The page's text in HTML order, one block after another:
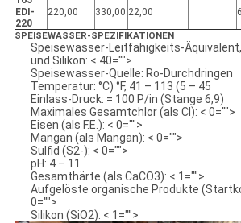
EDI-
220
220,00 330,00 22,00
SPEISEWASSER-SPEZIFIKATIONEN
Speisewasser-Leitfähigkeits-
und Silikon: < 40="">
Speisewasser-Quelle: Ro-Durchdringen
Temperatur: °C) °F, 41 – 113 (5 – 45
Einlass-Druck: = 100 P/in (Stange 6,9)
Maximales Gesamtchlor (als Cl): < 0="">
Eisen (als F.E.): < 0="">
Mangan (als Mangan): < 0="">
Sulfid (S2-): < 0="">
pH: 4 – 11
Gesamthärte (als CaCO3): < 1="">
Aufgelöste organische Produkte
0="">
Silikon (SiO2): < 1="">